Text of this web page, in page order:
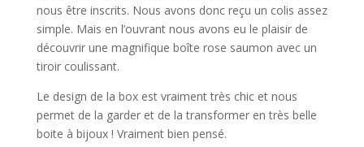
nous être inscrits. Nous avons donc reçu un colis assez
simple. Mais en l’ouvrant nous avons eu le plaisir de
découvrir une magnifique boîte rose saumon avec un
tiroir coulissant.
Le design de la box est vraiment très chic et nous
permet de la garder et de la transformer en très belle
boite à bijoux ! Vraiment bien pensé.